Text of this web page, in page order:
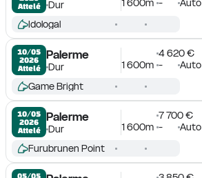
Attelé
Dur
Idologal
10/05
2026
Attelé
Palerme
Dur
4 620 €
1 600m - Auto
Game Bright
10/05
2026
Attelé
Palerme
Dur
7 700 €
1 600m - Auto
Furubrunen Point
05/05